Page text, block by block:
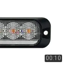
00:10